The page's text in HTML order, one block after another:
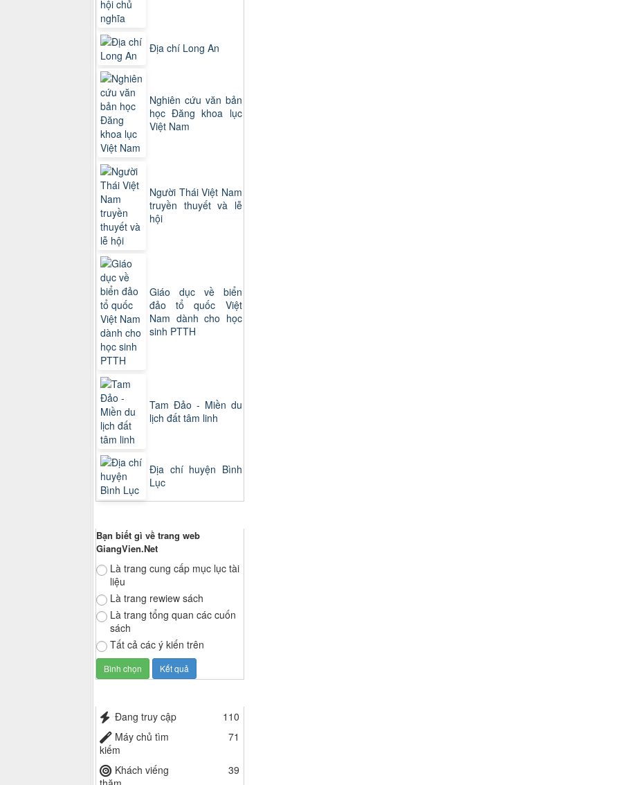
Địa chí Long An
Nghiên cứu văn bản
học Đăng khoa lục
Việt Nam
Người Thái Việt Nam
truyền thuyết và lễ
hội
Giáo dục về biển
đảo tổ quốc Việt
Nam dành cho học
sinh PTTH
Tam Đảo - Miền du
lịch đất tâm linh
Địa chí huyện Bình
Lục
Bạn biết gì về trang web
GiangVien.Net
Là trang cung cấp mục lục tài
liệu
Là trang rewiew sách
Là trang tổng quan các cuốn
sách
Tất cả các ý kiến trên
Đang truy cập
110
Máy chủ tìm
kiếm
71
Khách viếng
39